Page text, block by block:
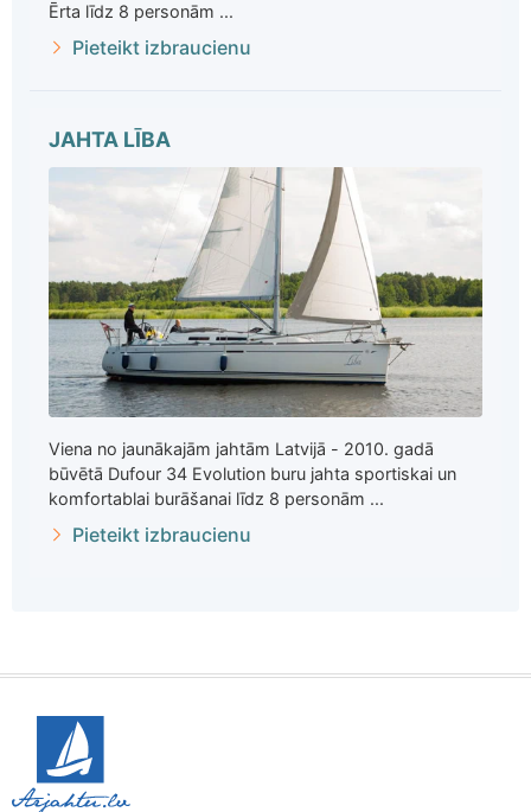
Ērta līdz 8 personām ...
Pieteikt izbraucienu
JAHTA LĪBA
Viena no jaunākajām jahtām Latvijā - 2010. gadā
būvētā Dufour 34 Evolution buru jahta sportiskai un
komfortablai burāšanai līdz 8 personām ...
Pieteikt izbraucienu